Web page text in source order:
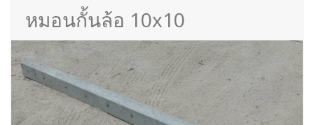
หมอนกั้นล้อ 10x10